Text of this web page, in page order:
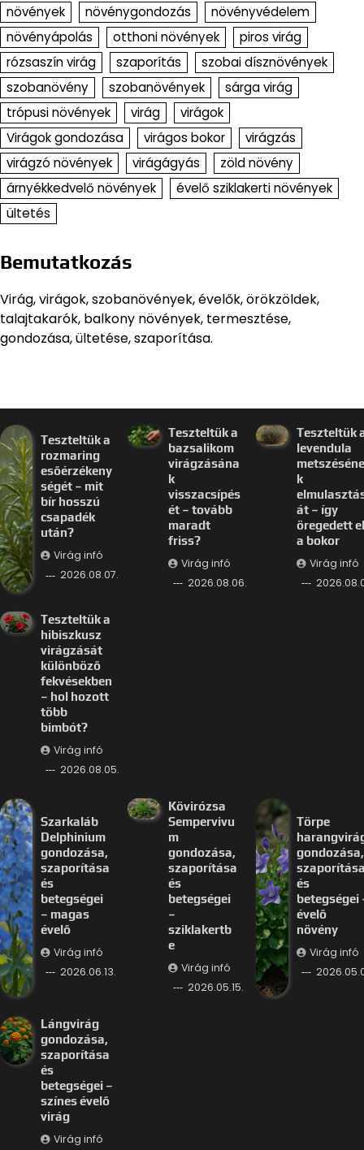
növények növénygondozás
növényvédelem
növényápolás
otthoni növények
piros virág
rózsaszín virág
szaporítás
szobai dísznövények
szobanövény
szobanövények
sárga virág
trópusi növények
virág
virágok
Virágok gondozása
virágos bokor
virágzás
virágzó növények
virágágyás
zöld növény
árnyékkedvelő növények
évelő sziklakerti növények
ültetés
Bemutatkozás
Virág, virágok, szobanövények, évelők, örökzöldek,
talajtakarók, balkony növények, termesztése,
gondozása, ültetése, szaporítása.
Teszteltük a
rozmaring
esőérzékeny
ségét – mit
bír hosszú
csapadék
után?
Virág infó
2026.08.07.
Teszteltük a
bazsalikom
virágzásána
k
visszacsípés
ét – tovább
maradt
friss?
Virág infó
2026.08.06.
Teszteltük
levendula
metszéséne
k
át – így
öregedett el
a bokor
Virág infó
Teszteltük a
hibiszkusz
virágzását
különböző
fekvésekben
– hol hozott
több
bimbót?
Virág infó
2026.08.05.
Szarkaláb
Delphinium
gondozása,
szaporítása
és
betegségei
– magas
évelő
Virág infó
2026.06.13.
Kövirózsa
Sempervivu
m
gondozása,
szaporítása
és
betegségei
–
sziklakertb
e
Virág infó
2026.05.15.
Törpe
gondozása,
és
betegségei
évelő
növény
Virág infó
Lángvirág
gondozása,
szaporítása
és
betegségei –
színes évelő
virág
Virág infó